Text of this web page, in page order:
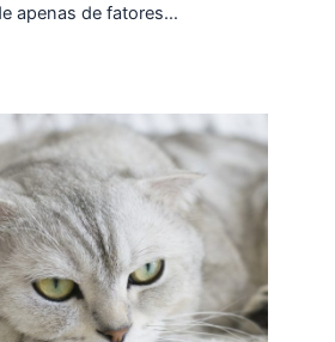
apenas de fatores…